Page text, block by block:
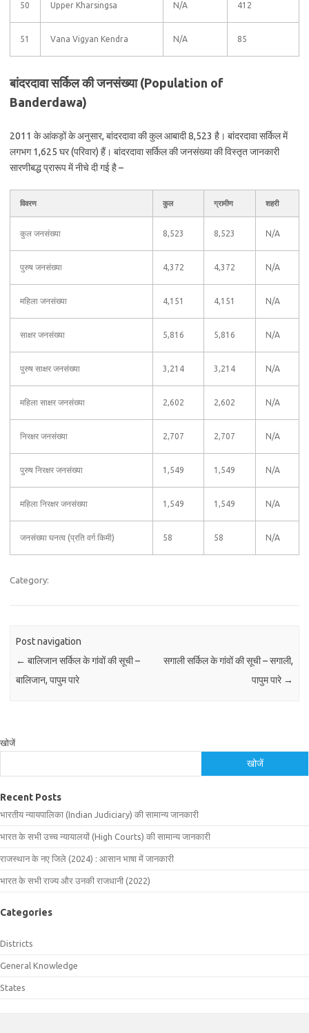
50 Upper Kharsingsa N/A 412
51 Vana Vigyan Kendra N/A 85
बांदरदावा सर्किल की जनसंख्या (Population of
Banderdawa)
2011 के आंकड़ों के अनुसार, बांदरदावा की कुल आबादी 8,523 है। बांदरदावा सर्किल में
लगभग 1,625 घर (परिवार) हैं। बांदरदावा सर्किल की जनसंख्या की विस्तृत जानकारी
सारणीबद्ध प्रारूप में नीचे दी गई है –
विवरण कुल ग्रामीण शहरी
कुल जनसंख्या 8,523 8,523 N/A
पुरुष जनसंख्या 4,372 4,372 N/A
महिला जनसंख्या 4,151 4,151 N/A
साक्षर जनसंख्या 5,816 5,816 N/A
पुरुष साक्षर जनसंख्या 3,214 3,214 N/A
महिला साक्षर जनसंख्या 2,602 2,602 N/A
निरक्षर जनसंख्या 2,707 2,707 N/A
पुरुष निरक्षर जनसंख्या 1,549 1,549 N/A
महिला निरक्षर जनसंख्या 1,549 1,549 N/A
जनसंख्या घनत्व (प्रति वर्ग किमी) 58 58 N/A
Category:
Post navigation
← बालिजान सर्किल के गांवों की सूची –
बालिजान, पापुम पारे
सगाली सर्किल के गांवों की सूची – सगाली,
पापुम पारे →
खोजें
खोजें
Recent Posts
भारतीय न्यायपालिका (Indian Judiciary) की सामान्य जानकारी
भारत के सभी उच्च न्यायालयों (High Courts) की सामान्य जानकारी
राजस्थान के नए जिले (2024) : आसान भाषा में जानकारी
भारत के सभी राज्य और उनकी राजधानी (2022)
Categories
Districts
General Knowledge
States